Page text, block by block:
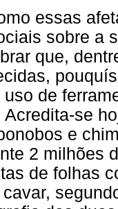
essas
sobre a
que,
de
se
e
2 milhões
de folhas